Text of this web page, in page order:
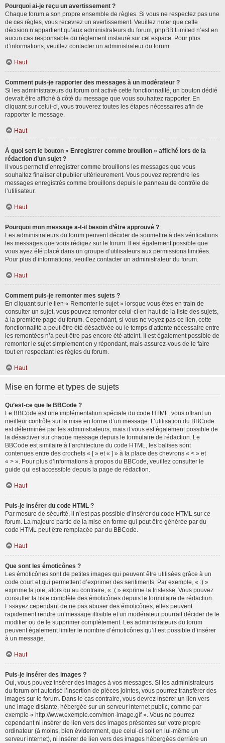
Pourquoi ai-je reçu un avertissement ?
Chaque forum a son propre ensemble de règles. Si vous ne respectez pas une
de ces règles, vous recevrez un avertissement. Veuillez noter que cette
décision n’appartient qu’aux administrateurs du forum, phpBB Limited n’est en
aucun cas responsable du règlement instauré sur cet espace. Pour plus
d’informations, veuillez contacter un administrateur du forum.
Haut
Comment puis-je rapporter des messages à un modérateur ?
Si les administrateurs du forum ont activé cette fonctionnalité, un bouton dédié
devrait être affiché à côté du message que vous souhaitez rapporter. En
cliquant sur celui-ci, vous trouverez toutes les étapes nécessaires afin de
rapporter le message.
Haut
À quoi sert le bouton « Enregistrer comme brouillon » affiché lors de la
rédaction d’un sujet ?
Il vous permet d’enregistrer comme brouillons les messages que vous
souhaitez finaliser et publier ultérieurement. Vous pouvez reprendre les
messages enregistrés comme brouillons depuis le panneau de contrôle de
l’utilisateur.
Haut
Pourquoi mon message a-t-il besoin d’être approuvé ?
Les administrateurs du forum peuvent décider de soumettre à des vérifications
les messages que vous rédigez sur le forum. Il est également possible que
vous ayez été placé dans un groupe d’utilisateurs aux permissions limitées.
Pour plus d’informations, veuillez contacter un administrateur du forum.
Haut
Comment puis-je remonter mes sujets ?
En cliquant sur le lien « Remonter le sujet » lorsque vous êtes en train de
consulter un sujet, vous pouvez remonter celui-ci en haut de la liste des sujets,
à la première page du forum. Cependant, si vous ne voyez pas ce lien, cette
fonctionnalité a peut-être été désactivée ou le temps d’attente nécessaire entre
les remontées n’a peut-être pas encore été atteint. Il est également possible de
remonter le sujet simplement en y répondant, mais assurez-vous de le faire
tout en respectant les règles du forum.
Haut
Mise en forme et types de sujets
Qu’est-ce que le BBCode ?
Le BBCode est une implémentation spéciale du code HTML, vous offrant un
meilleur contrôle sur la mise en forme d’un message. L’utilisation du BBCode
est déterminée par les administrateurs, mais il vous est également possible de
la désactiver sur chaque message depuis le formulaire de rédaction. Le
BBCode est similaire à l’architecture du code HTML, les balises sont
contenues entre des crochets « [ » et « ] » à la place des chevrons « < » et
« > ». Pour plus d’informations à propos du BBCode, veuillez consulter le
guide qui est accessible depuis la page de rédaction.
Haut
Puis-je insérer du code HTML ?
Par mesure de sécurité, il n’est pas possible d’insérer du code HTML sur ce
forum. La majeure partie de la mise en forme qui peut être générée par du
code HTML peut être remplacée par du BBCode.
Haut
Que sont les émoticônes ?
Les émoticônes sont de petites images qui peuvent être utilisées grâce à un
code court et qui permettent d’exprimer des sentiments. Par exemple, « :) »
exprime la joie, alors qu’au contraire, « :( » exprime la tristesse. Vous pouvez
consulter la liste complète des émoticônes depuis le formulaire de rédaction.
Essayez cependant de ne pas abuser des émoticônes, elles peuvent
rapidement rendre un message illisible et un modérateur pourrait décider de le
modifier ou de le supprimer complètement. Les administrateurs du forum
peuvent également limiter le nombre d’émoticônes qu’il est possible d’insérer
à un message.
Haut
Puis-je insérer des images ?
Oui, vous pouvez insérer des images à vos messages. Si les administrateurs
du forum ont autorisé l’insertion de pièces jointes, vous pourrez transférer des
images sur le forum. Dans le cas contraire, vous devrez insérer un lien vers
une image distante, hébergée sur un serveur internet public, comme par
exemple « http://www.exemple.com/mon-image.gif ». Vous ne pourrez
cependant ni insérer de lien vers des images présentes sur votre propre
ordinateur (à moins, bien évidemment, que celui-ci soit en lui-même un
serveur internet), ni insérer de lien vers des images hébergées derrière un